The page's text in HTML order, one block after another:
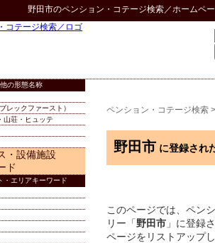
野田市のペンション・コテージ検索／ホームペ
ペンション・コテージ検索
野田市 に登録され
このページでは、ペン
リー「野田市 」に登録
ページをリストアップ
の形態名称
レックファースト）
山荘・ヒュッテ
・設備施設
ド
・エリアキーワード